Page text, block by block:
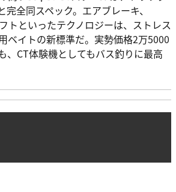
完全同スペック。エアブレーキ、
トといったテクノロジーは、ストレス
ベイトの新標準だ。実勢価格2万5000
、CT体験機としてもバス釣りに最高